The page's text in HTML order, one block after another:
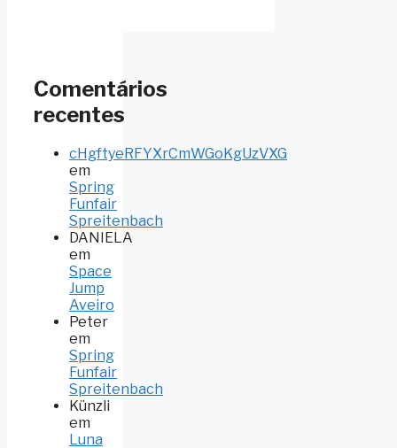
Comentários
recentes
cHgftyeRFYXrCmWGoKgUzVXG
em
Spring
Funfair
Spreitenbach
DANIELA
em
Space
Jump
Aveiro
Peter
em
Spring
Funfair
Spreitenbach
Künzli
em
Luna